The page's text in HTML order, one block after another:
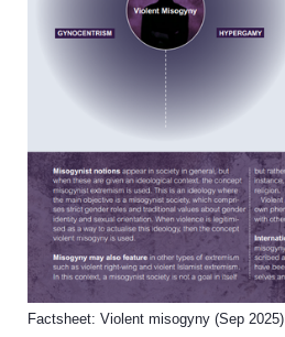
Factsheet: Violent misogyny (Sep 2025)